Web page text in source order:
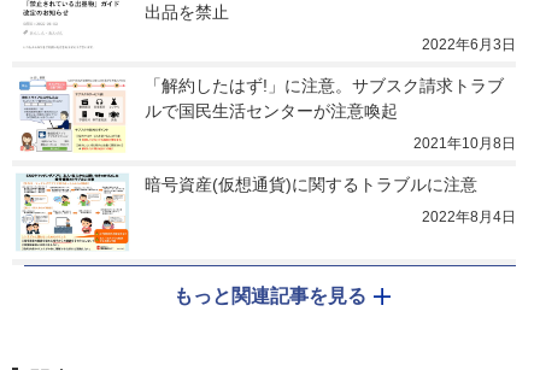
出品を禁止
2022年6月3日
「解約したはず!」に注意。サブスク請求トラブ
ルで国民生活センターが注意喚起
2021年10月8日
暗号資産(仮想通貨)に関するトラブルに注意
2022年8月4日
もっと関連記事を見る